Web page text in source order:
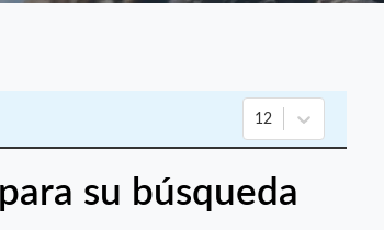
12
su búsqueda